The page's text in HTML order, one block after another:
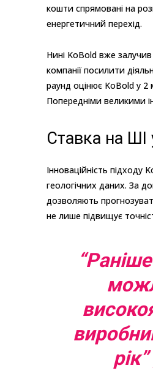
кошти спрямовані на
енергетичний перехід.
Нині KoBold вже
компанії посилити
раунд оцінює KoBold у 2
Попередніми великими
Ставка на ШІ
Інноваційність підходу
геологічних даних. За
дозволяють
не лише підвищує